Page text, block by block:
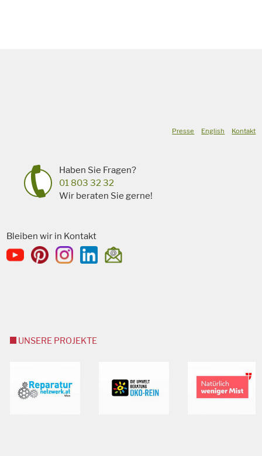
Presse English Kontakt
Haben Sie Fragen?
01 803 32 32
Wir beraten Sie gerne!
Bleiben wir in Kontakt
UNSERE PROJEKTE